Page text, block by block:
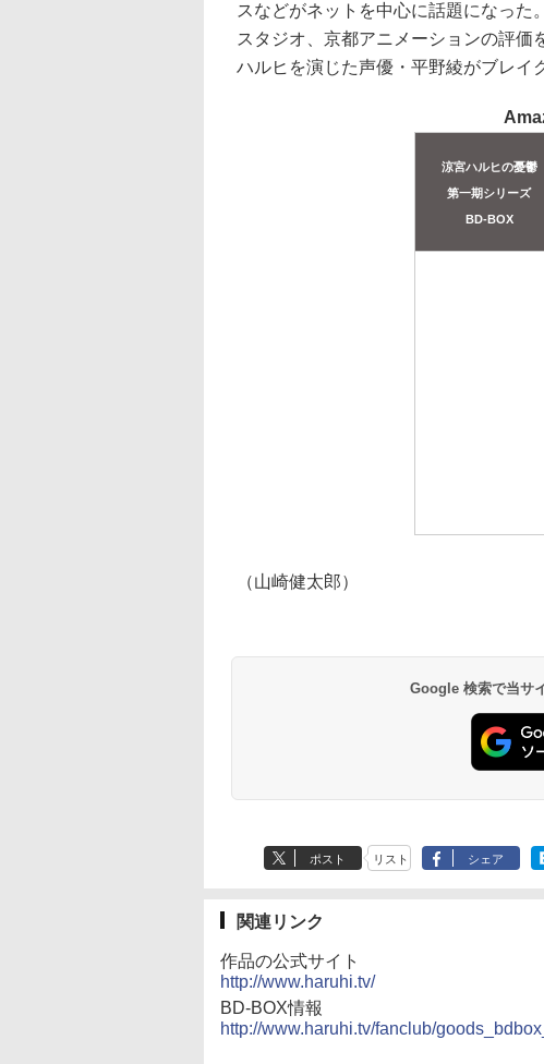
スなどがネットを中心に話題になった
スタジオ、京都アニメーションの評
ハルヒを演じた声優・平野綾がブレイ
涼宮ハルヒの憂鬱
第一期シリーズ
BD-BOX
（山崎健太郎）
Google 検索で当サ
ポスト リスト シェア
関連リンク
作品の公式サイト
http://www.haruhi.tv/
BD-BOX情報
http://www.haruhi.tv/fanclub/